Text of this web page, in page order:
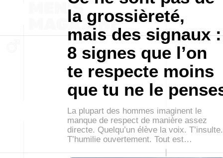
la grossièreté,
mais des signaux :
8 signes que l’on
te respecte moins
que tu ne le
La plupart des hommes imaginent le
manque de respect de manière assez
directe. Quelqu’un élève la voix. T’insulte.
T’humilie ouvertement. Tout est…